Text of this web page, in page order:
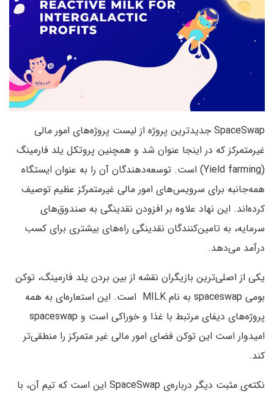
SpaceSwap جدیدترین پروژه از لیست پروژه‌های امور مالی
غیرمتمرکز که در اینجا عنوان شد و همچنین پروتکل یلد فارمینگ
(Yield farming) است. توسعه‌دهندگان آن را به عنوان ایستگاه
همه‌جانبه برای سرویس‌های امور مالی غیرمتمرکز عظیم توصیف
کرده‌اند. این نهاد علاوه بر افزودن نقدینگی به صندوق‌های
سرمایه، به تامین‌کنندگان نقدینگی راه‌های بیشتری برای کسب
درآمد می‌دهد.
یکی از اصلی‌ترین بازیگران نقشه از بین بردن یلد فارمینگ، توکن
بومی spaceswap به نام MILK است. این استعاره‌ای به همه
پروژه‌های دیفای مرتبط با غذا و خوراکی است و spaceswap
امیدوار است این توکن فضای امور مالی غیر متمرکز را منطقی‌تر
کند.
نکته‌ی مثبت دیگر درباره‌ی SpaceSwap این است که تیم آن، با